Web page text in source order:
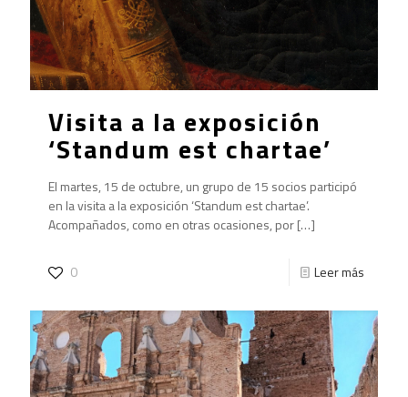
Visita a la exposición
‘Standum est chartae’
El martes, 15 de octubre, un grupo de 15 socios participó
en la visita a la exposición ‘Standum est chartae’.
Acompañados, como en otras ocasiones, por[…]
0 Leer más